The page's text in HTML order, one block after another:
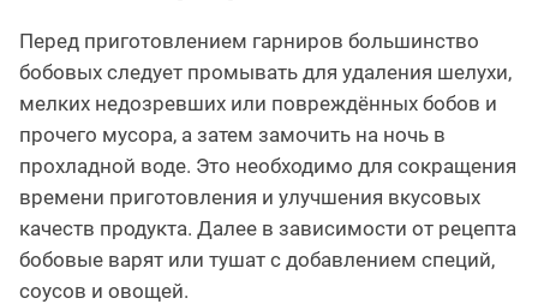
Перед приготовлением гарниров большинство
бобовых следует промывать для удаления шелухи,
мелких недозревших или повреждённых бобов и
прочего мусора, а затем замочить на ночь в
прохладной воде. Это необходимо для сокращения
времени приготовления и улучшения вкусовых
качеств продукта. Далее в зависимости от рецепта
бобовые варят или тушат с добавлением специй,
соусов и овощей.